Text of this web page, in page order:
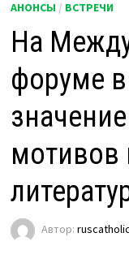
АНОНСЫ / ВСТРЕЧИ
На
форуме
мотивов
Автор:ruscatholic